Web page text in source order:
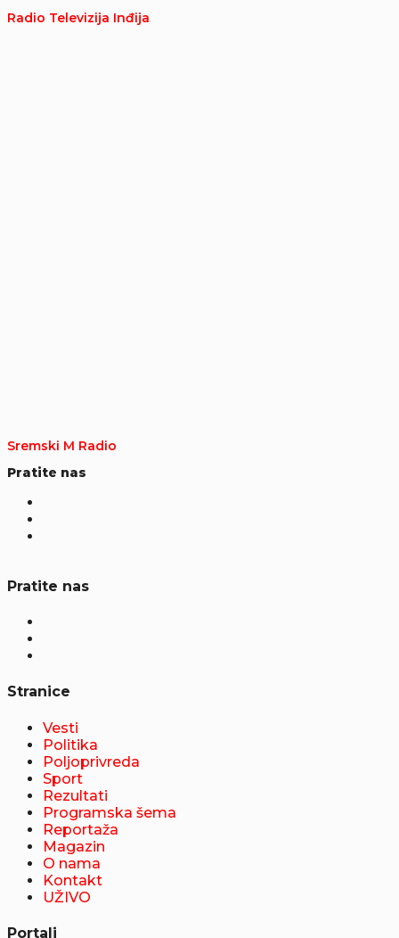
Radio Televizija Inđija
Sremski M Radio
Pratite nas
Pratite nas
Stranice
Vesti
Politika
Poljoprivreda
Sport
Rezultati
Programska šema
Reportaža
Magazin
O nama
Kontakt
UŽIVO
Portali